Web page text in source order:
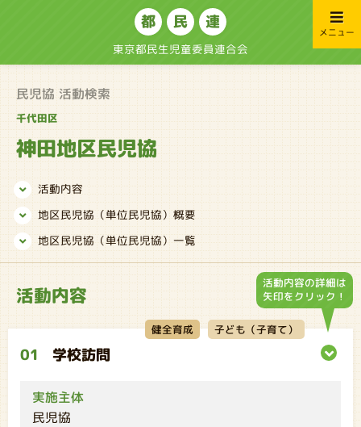
都 民 連
東京都民生児童委員連合会
民児協 活動検索
千代田区
神田地区民児協
活動内容
地区民児協（単位民児協）概要
地区民児協（単位民児協）一覧
活動内容
活動内容の詳細は
矢印をクリック！
01 学校訪問
健全育成 子ども（子育て）
実施主体
民児協
メニュー